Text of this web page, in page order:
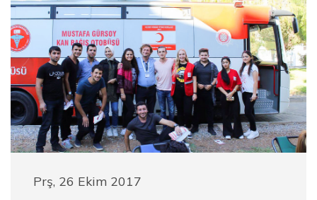
Prş, 26 Ekim 2017